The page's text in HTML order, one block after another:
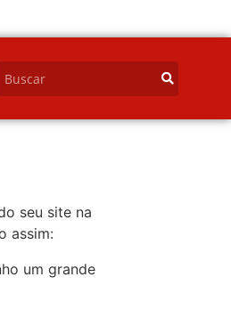
seu site na
assim:
um grande